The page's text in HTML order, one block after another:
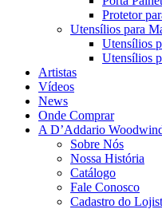
Protetor
Utensílios para
Utensílios
Utensílios
Artistas
Vídeos
News
Onde Comprar
A D’Addario
Sobre Nós
Nossa História
Catálogo
Fale Conosco
Cadastro do